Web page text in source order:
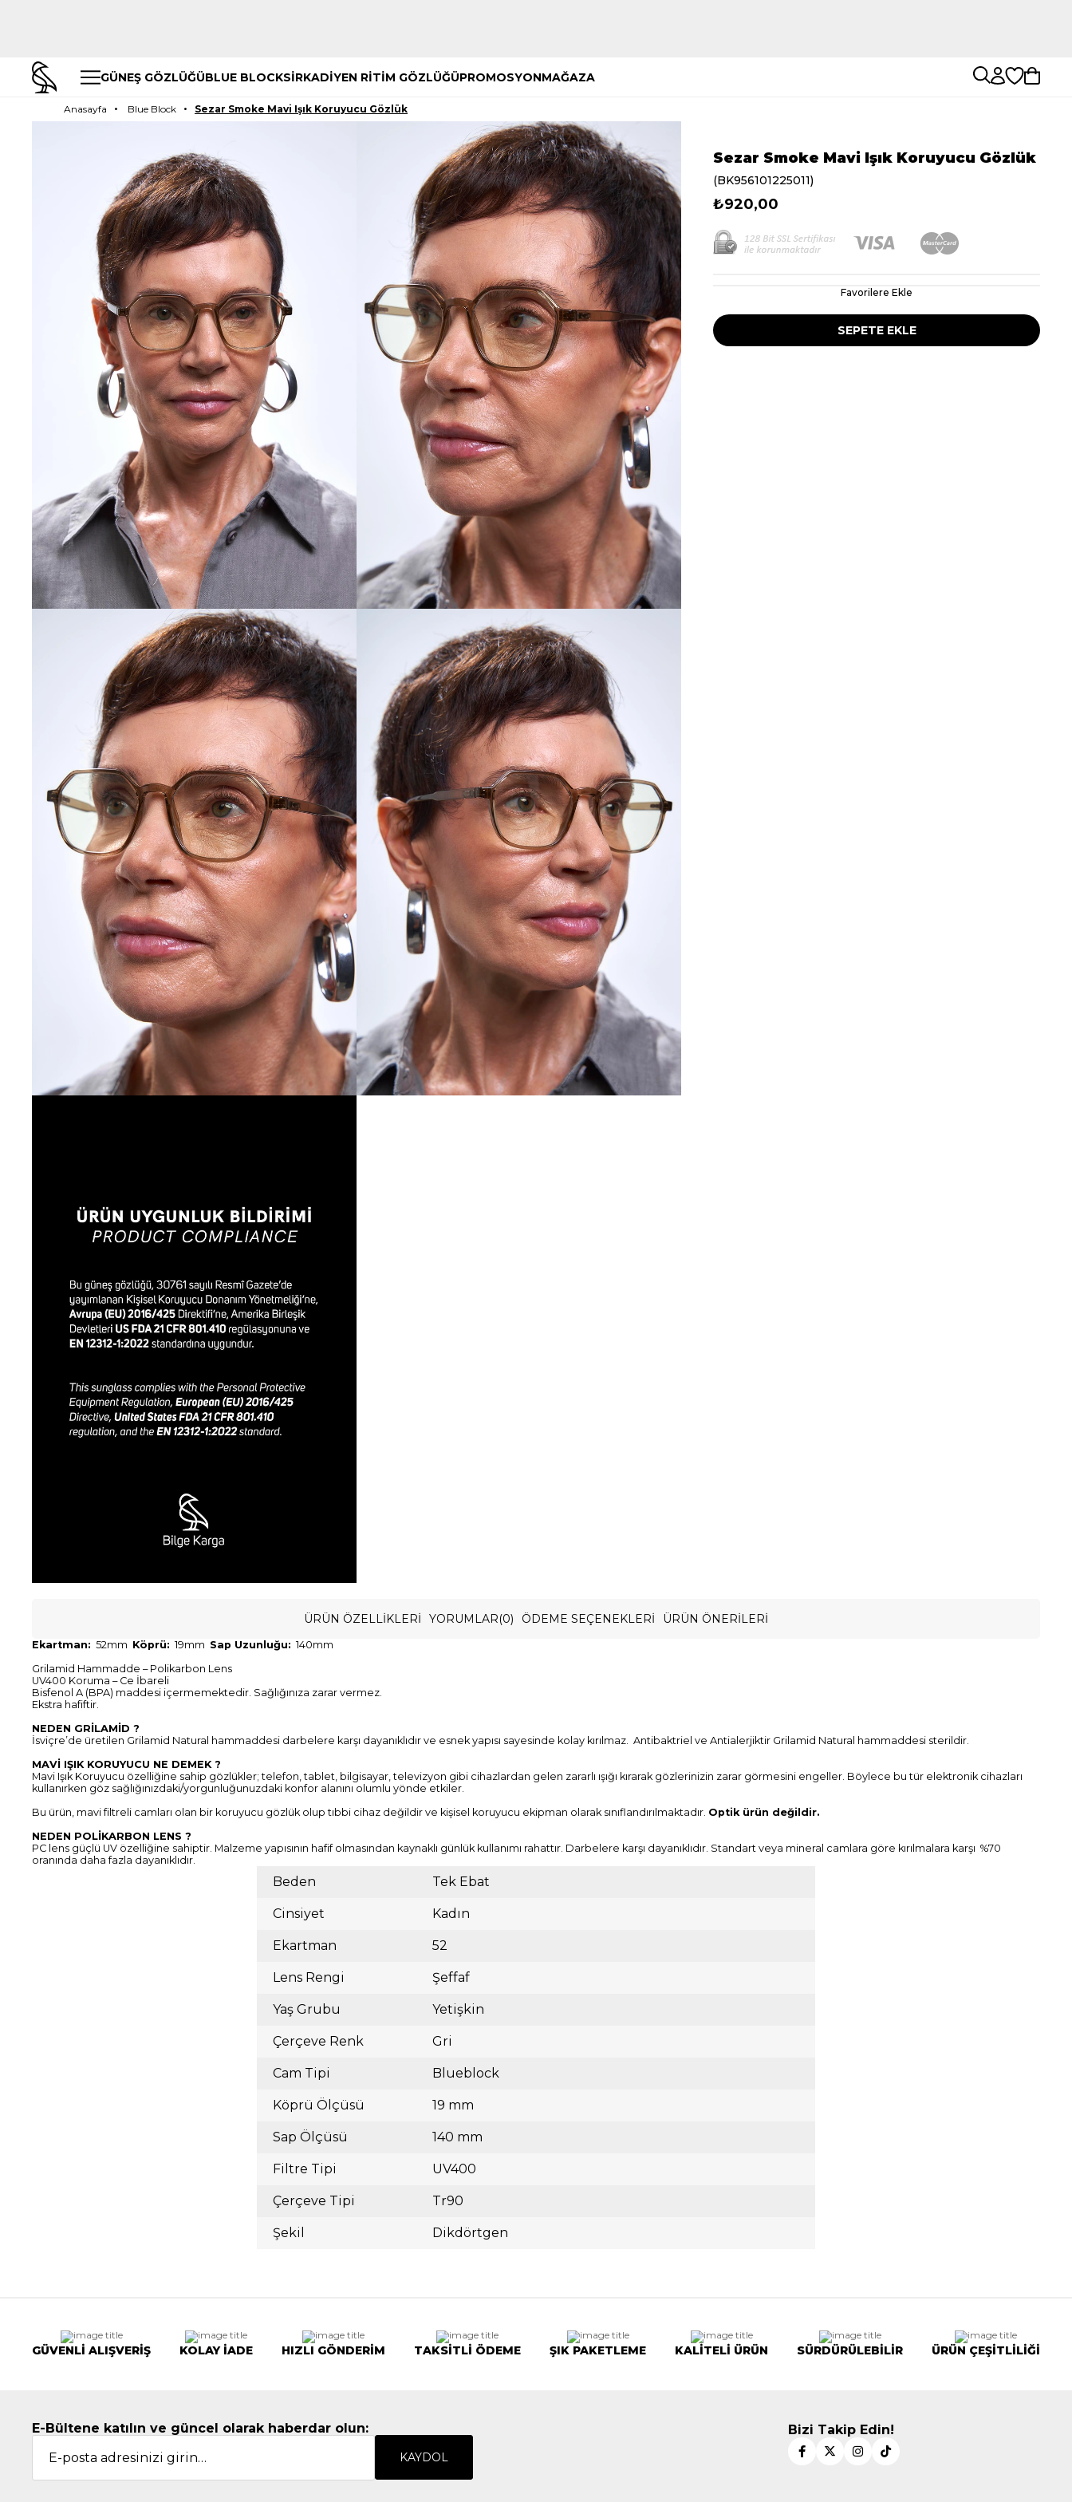
GÜNEŞ GÖZLÜĞÜBLUE BLOCKSİRKADİYEN RİTİM GÖZLÜĞÜPROMOSYONMAĞAZA
Anasayfa Blue Block Sezar Smoke Mavi Işık Koruyucu Gözlük
Sezar Smoke Mavi Işık Koruyucu Gözlük
(BK956101225011)
₺920,00
Favorilere Ekle
ÜRÜN ÖZELLIKLERI YORUMLAR(0) ÖDEME SEÇENEKLERI ÜRÜN ÖNERILERI
Ekartman: 52mm Köprü: 19mm Sap Uzunluğu: 140mm
Grilamid Hammadde – Polikarbon Lens
UV400 Koruma – Ce İbareli
Bisfenol A (BPA) maddesi içermemektedir. Sağlığınıza zarar vermez.
Ekstra hafiftir.
NEDEN GRİLAMİD ?
İsviçre’de üretilen Grilamid Natural hammaddesi darbelere karşı dayanıklıdır ve esnek yapısı sayesinde kolay kırılmaz. Antibaktriel ve Antialerjiktir Grilamid Natural hammaddesi sterildir.
MAVİ IŞIK KORUYUCU NE DEMEK ?
Mavi Işık Koruyucu özelliğine sahip gözlükler; telefon, tablet, bilgisayar, televizyon gibi cihazlardan gelen zararlı ışığı kırarak gözlerinizin zarar görmesini engeller. Böylece bu tür elektronik cihazları
kullanırken göz sağlığınızdaki/yorgunluğunuzdaki konfor alanını olumlu yönde etkiler.
Bu ürün, mavi filtreli camları olan bir koruyucu gözlük olup tıbbi cihaz değildir ve kişisel koruyucu ekipman olarak sınıflandırılmaktadır. Optik ürün değildir.
NEDEN POLİKARBON LENS ?
PC lens güçlü UV özelliğine sahiptir. Malzeme yapısının hafif olmasından kaynaklı günlük kullanımı rahattır. Darbelere karşı dayanıklıdır. Standart veya mineral camlara göre kırılmalara karşı %70
oranında daha fazla dayanıklıdır.
Beden Tek Ebat
Cinsiyet Kadın
Ekartman 52
Lens Rengi Şeffaf
Yaş Grubu Yetişkin
Çerçeve Renk Gri
Cam Tipi Blueblock
Köprü Ölçüsü 19 mm
Sap Ölçüsü 140 mm
Filtre Tipi UV400
Çerçeve Tipi Tr90
Şekil Dikdörtgen
GÜVENLİ ALIŞVERİŞ KOLAY İADE HIZLI GÖNDERİM TAKSİTLİ ÖDEME ŞIK PAKETLEME KALİTELİ ÜRÜN SÜRDÜRÜLEBİLİR ÜRÜN ÇEŞİTLİLİĞİ
E-Bültene katılın ve güncel olarak haberdar olun:
KAYDOL
Bizi Takip Edin!